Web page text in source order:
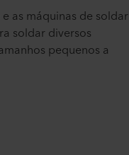
as máquinas de soldar
soldar diversos
pequenos a